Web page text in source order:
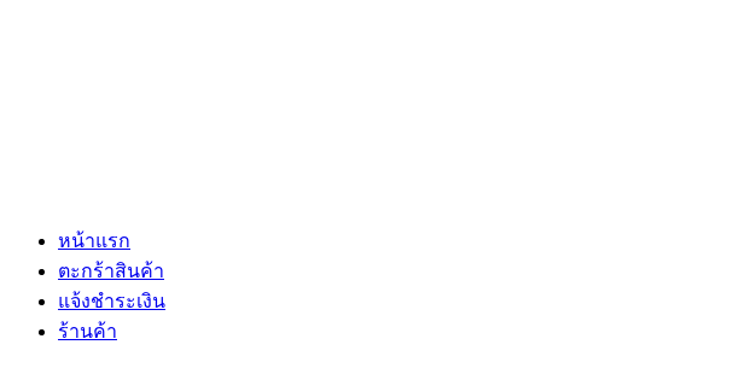
หน้าแรก
ตะกร้าสินค้า
แจ้งชำระเงิน
ร้านค้า